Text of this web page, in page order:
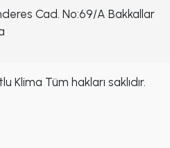
Cad. No:69/A Bakkallar
Tüm hakları saklıdır.